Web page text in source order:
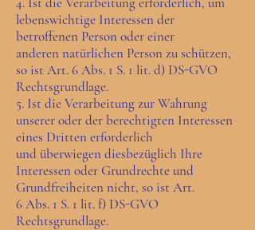
lebenswichtige Interessen der
betroffenen Person oder einer
anderen natürlichen Person zu schützen,
so ist Art. 6 Abs. 1 S. 1 lit. d) DS-GVO
Rechtsgrundlage.
5. Ist die Verarbeitung zur Wahrung
unserer oder der berechtigten Interessen
eines Dritten erforderlich
und überwiegen diesbezüglich Ihre
Interessen oder Grundrechte und
Grundfreiheiten nicht, so ist Art.
6 Abs. 1 S. 1 lit. f) DS-GVO
Rechtsgrundlage.